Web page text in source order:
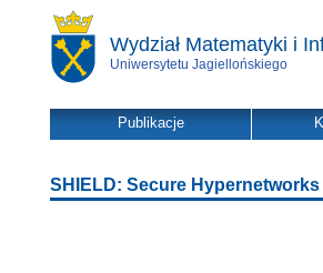
Wydział Matematyki i
Uniwersytetu Jagiellońskiego
Publikacje
SHIELD: Secure